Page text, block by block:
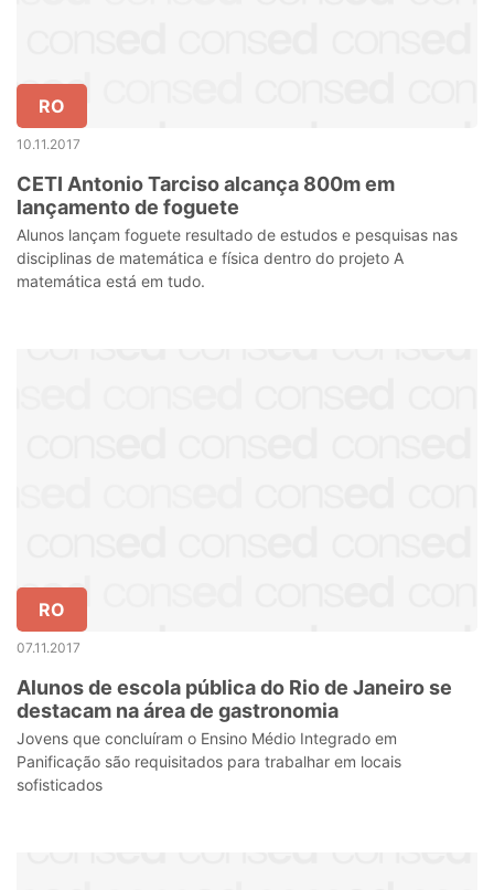
RO
10.11.2017
CETI Antonio Tarciso alcança 800m em
lançamento de foguete
Alunos lançam foguete resultado de estudos e pesquisas nas
disciplinas de matemática e física dentro do projeto A
matemática está em tudo.
RO
07.11.2017
Alunos de escola pública do Rio de Janeiro se
destacam na área de gastronomia
Jovens que concluíram o Ensino Médio Integrado em
Panificação são requisitados para trabalhar em locais
sofisticados